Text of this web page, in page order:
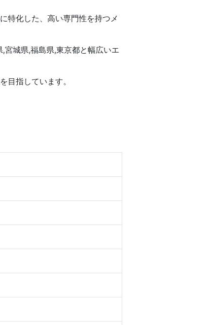
特化した、高い専門性を持つメ
城県,福島県,東京都と幅広いエ
目指しています。